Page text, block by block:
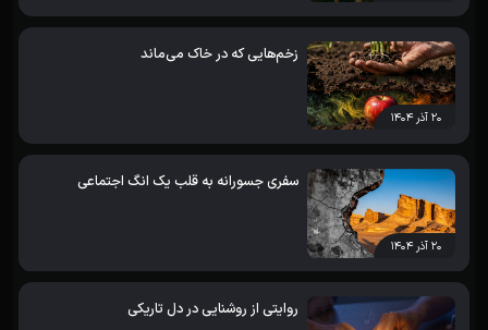
۲۰ آذر ۱۴۰۴
زخم‌هایی که در خاک می‌ماند
۲۰ آذر ۱۴۰۴
سفری جسورانه به قلب یک انگ اجتماعی
روایتی از روشنایی در دل تاریکی